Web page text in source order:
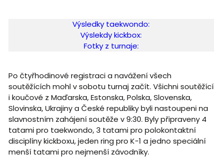
Výsledky taekwondo:
Výslekdy kickbox:
Fotky z turnaje:
Po čtyřhodinové registraci a navážení všech
soutěžících mohl v sobotu turnaj začít. Všichni soutěžící
i koučové z Maďarska, Estonska, Polska, Slovenska,
Slovinska, Ukrajiny a České republiky byli nastoupeni na
slavnostním zahájení soutěže v 9:30. Byly připraveny 4
tatami pro taekwondo, 3 tatami pro polokontaktní
disciplíny kickboxu, jeden ring pro K-1 a jedno speciální
menší tatami pro nejmenší závodníky.